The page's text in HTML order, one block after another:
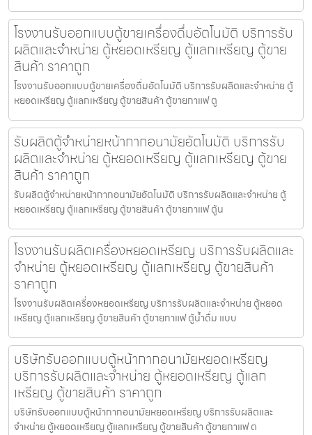
โรงงานรับออกแบบตู้ขายเครื่องดื่ม​อัตโนมัติ บริการรับ
ผลิตและจำหน่าย ตู้หยอดเหรียญ ตู้แลกเหรียญ ตู้ขาย
สินค้า ราคาถูก
โรงงานรับออกแบบตู้ขายเครื่องดื่ม​อัตโนมัติ บริการรับผลิตและจำหน่าย ตู้
หยอดเหรียญ ตู้แลกเหรียญ ตู้ขายสินค้า ตู้ขายกาแฟ ตู
รับผลิตตู้จำหน่ายหน้ากากอนามัย​อัตโนมัติ บริการรับ
ผลิตและจำหน่าย ตู้หยอดเหรียญ ตู้แลกเหรียญ ตู้ขาย
สินค้า ราคาถูก
รับผลิตตู้จำหน่ายหน้ากากอนามัย​อัตโนมัติ บริการรับผลิตและจำหน่าย ตู้
หยอดเหรียญ ตู้แลกเหรียญ ตู้ขายสินค้า ตู้ขายกาแฟ ตู้น
โรงงานรับผลิตเครื่องหยอดเหรียญ บริการรับผลิตและ
จำหน่าย ตู้หยอดเหรียญ ตู้แลกเหรียญ ตู้ขายสินค้า
ราคาถูก
โรงงานรับผลิตเครื่องหยอดเหรียญ บริการรับผลิตและจำหน่าย ตู้หยอด
เหรียญ ตู้แลกเหรียญ ตู้ขายสินค้า ตู้ขายกาแฟ ตู้น้ำดื่ม แบบ
บริษัทรับออกแบบตู้หน้ากากอนามัยหยอดเหรียญ​​
บริการรับผลิตและจำหน่าย ตู้หยอดเหรียญ ตู้แลก
เหรียญ ตู้ขายสินค้า ราคาถูก
บริษัทรับออกแบบตู้หน้ากากอนามัยหยอดเหรียญ​​ บริการรับผลิตและ
จำหน่าย ตู้หยอดเหรียญ ตู้แลกเหรียญ ตู้ขายสินค้า ตู้ขายกาแฟ ต